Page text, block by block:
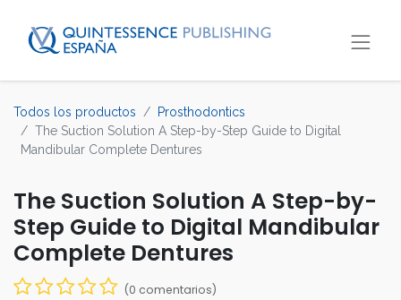
Todos los productos
Prosthodontics
The Suction Solution A Step-by-Step Guide to Digital
Mandibular Complete Dentures
The Suction Solution A Step-by-
Step Guide to Digital Mandibular
Complete Dentures
(0 comentarios)